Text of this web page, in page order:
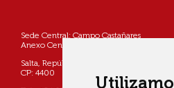
Sede Central: Campo Castañares
Anexo Centro: Pellegrini 790
Salta, República Argentina
CP: 4400